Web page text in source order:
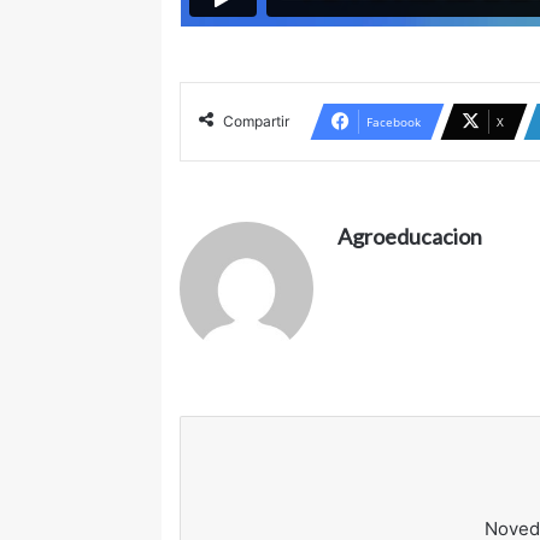
Compartir Facebook X
Agroeducacion